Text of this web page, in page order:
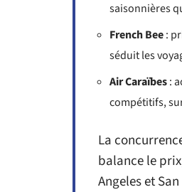
saisonnières
French Bee:
séduit les
Air Caraïbes:
compétitifs,
La
balance le
Angeles et